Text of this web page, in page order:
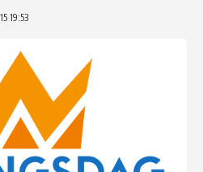
19:53